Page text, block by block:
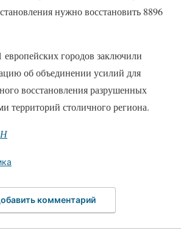
нужно восстановить 8896
городов заключили
об объединении усилий для
восстановления разрушенных
территорий столичного региона.
комментарий